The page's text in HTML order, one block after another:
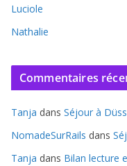
Luciole
Nathalie
Commentaires
Tanja dans Séjour à
NomadeSurRails dans
Tanja dans Bilan lecture